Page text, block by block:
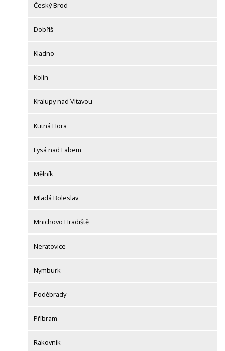
Český Brod
Dobříš
Kladno
Kolín
Kralupy nad Vltavou
Kutná Hora
Lysá nad Labem
Mělník
Mladá Boleslav
Mnichovo Hradiště
Neratovice
Nymburk
Poděbrady
Příbram
Rakovník